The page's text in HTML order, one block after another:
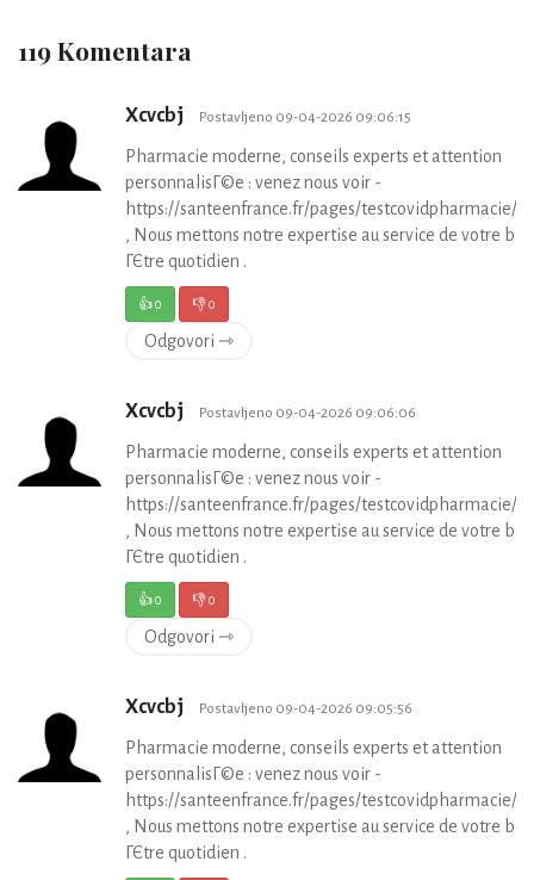
119 Komentara
Xcvcbj Postavljeno 09-04-2026 09:06:15
Pharmacie moderne, conseils experts et attention
personnalisГ©e : venez nous voir -
https://santeenfrance.fr/pages/testcovidpharmacie/
, Nous mettons notre expertise au service de votre
ГЄtre quotidien .
👍0 👎0
Odgovori ⇾
Xcvcbj Postavljeno 09-04-2026 09:06:06
Pharmacie moderne, conseils experts et attention
personnalisГ©e : venez nous voir -
https://santeenfrance.fr/pages/testcovidpharmacie/
, Nous mettons notre expertise au service de votre
ГЄtre quotidien .
👍0 👎0
Odgovori ⇾
Xcvcbj Postavljeno 09-04-2026 09:05:56
Pharmacie moderne, conseils experts et attention
personnalisГ©e : venez nous voir -
https://santeenfrance.fr/pages/testcovidpharmacie/
, Nous mettons notre expertise au service de votre
ГЄtre quotidien .